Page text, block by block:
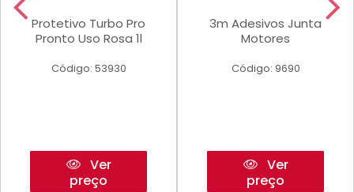
Protetivo Turbo Pro
Pronto Uso Rosa 1l
Código: 53930
Ver
preço
3m Adesivos Junta
Motores
Código: 9690
Ver
preço